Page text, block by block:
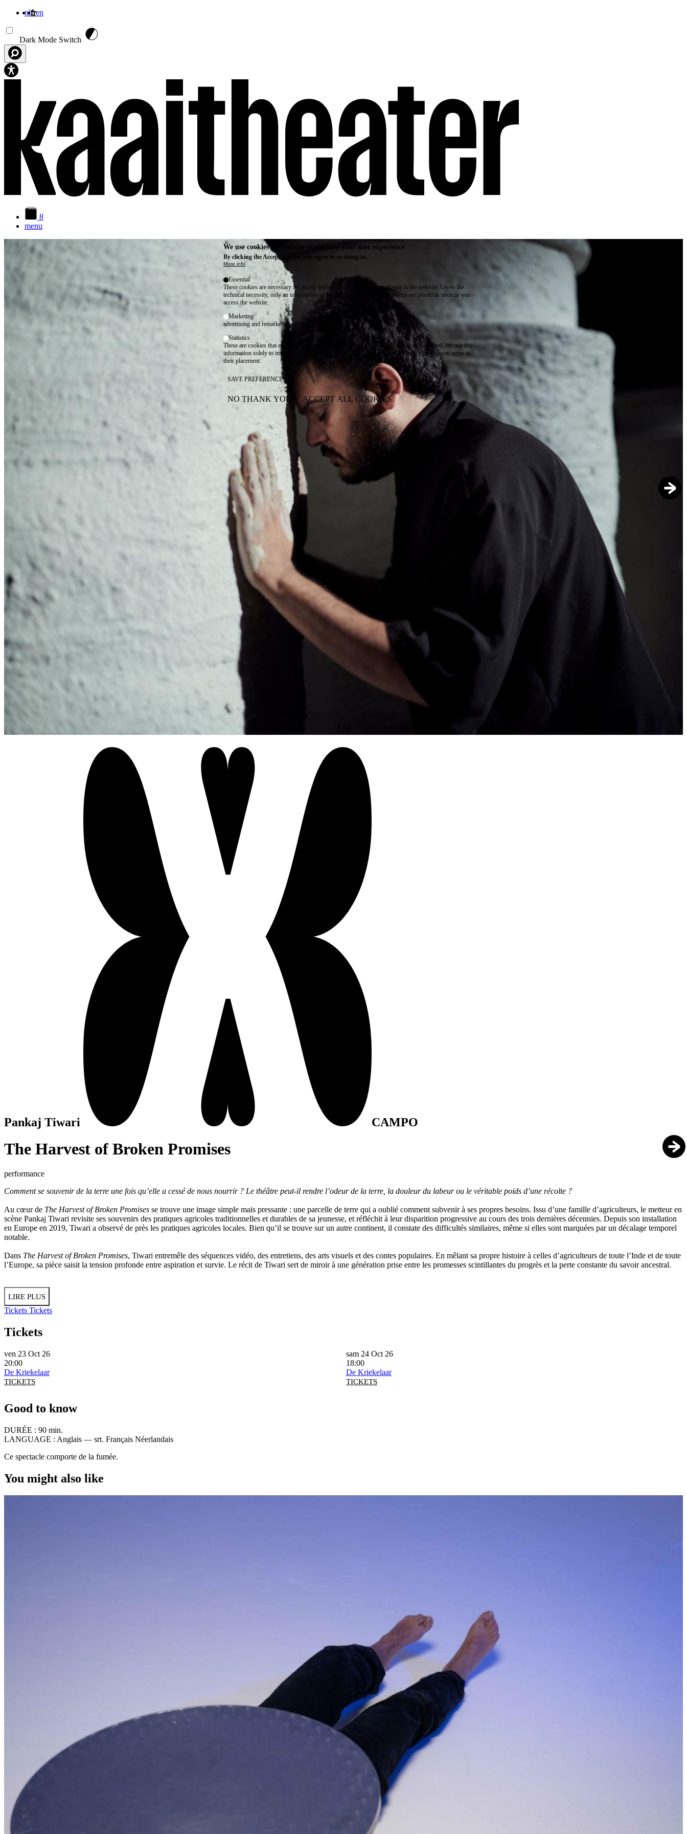
nlfren
Dark Mode Switch
8
menu
Pankaj Tiwari CAMPO
The Harvest of Broken Promises
performance
Comment se souvenir de la terre une fois qu’elle a cessé de nous nourrir ? Le théâtre peut-il rendre l’odeur de la terre, la douleur du labeur ou le véritable poids d’une récolte ?
Au cœur de The Harvest of Broken Promises se trouve une image simple mais pressante : une parcelle de terre qui a oublié comment subvenir à ses propres besoins. Issu d’une famille d’agriculteurs, le metteur en
scène Pankaj Tiwari revisite ses souvenirs des pratiques agricoles traditionnelles et durables de sa jeunesse, et réfléchit à leur disparition progressive au cours des trois dernières décennies. Depuis son installation
en Europe en 2019, Tiwari a observé de près les pratiques agricoles locales. Bien qu’il se trouve sur un autre continent, il constate des difficultés similaires, même si elles sont marquées par un décalage temporel
notable.
Dans The Harvest of Broken Promises, Tiwari entremêle des séquences vidéo, des entretiens, des arts visuels et des contes populaires. En mêlant sa propre histoire à celles d’agriculteurs de toute l’Inde et de toute
l’Europe, sa pièce saisit la tension profonde entre aspiration et survie. Le récit de Tiwari sert de miroir à une génération prise entre les promesses scintillantes du progrès et la perte constante du savoir ancestral.
LIRE PLUS
Tickets Tickets
Tickets
ven 23 Oct 26
20:00
De Kriekelaar
TICKETS
sam 24 Oct 26
18:00
De Kriekelaar
TICKETS
Good to know
DURÉE : 90 min.
LANGUAGE : Anglais — srt. Français Néerlandais
Ce spectacle comporte de la fumée.
You might also like
We use cookies on this site to enhance your user experience
By clicking the Accept button, you agree to us doing so.
More info
Essential
These cookies are necessary for purely technical reasons for a normal visit to the website. Given the
technical necessity, only an information obligation applies, and these cookies are placed as soon as you
access the website.
Marketing
advertising and remarketing cookies, etc.
Statistics
These are cookies that enable us to know how many times a given page has been consulted. We use this
information solely to improve the content of our website. These cookies are only placed if you agree to
their placement.
SAVE PREFERENCES
NO THANK YOU ACCEPT ALL COOKIES
WITHDRAW CONSENT